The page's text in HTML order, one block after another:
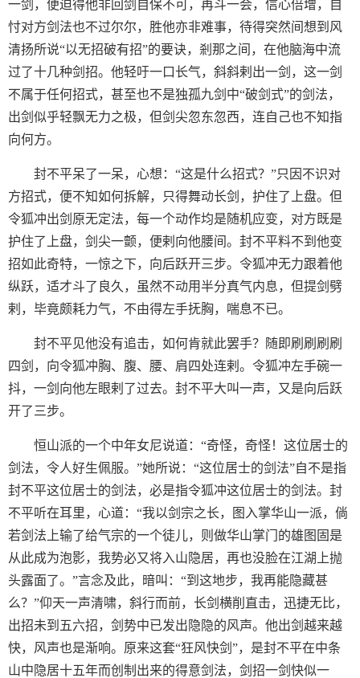
一剑，便迫得他非回剑自保不可，再斗一会，信心倍增，自
忖对方剑法也不过尔尔，胜他亦非难事，待得突然间想到风
清扬所说“以无招破有招”的要诀，剎那之间，在他脑海中流
过了十几种剑招。他轻吁一口长气，斜斜剌出一剑，这一剑
不属于任何招式，甚至也不是独孤九剑中“破剑式”的剑法，
出剑似乎轻飘无力之极，但剑尖忽东忽西，连自己也不知指
向何方。
封不平呆了一呆，心想：“这是什么招式？”只因不识对
方招式，便不知如何拆解，只得舞动长剑，护住了上盘。但
令狐冲出剑原无定法，每一个动作均是随机应变，对方既是
护住了上盘，剑尖一颤，便剌向他腰间。封不平料不到他变
招如此奇特，一惊之下，向后跃开三步。令狐冲无力跟着他
纵跃，适才斗了良久，虽然不动用半分真气内息，但提剑劈
剌，毕竟颇耗力气，不由得左手抚胸，喘息不已。
封不平见他没有追击，如何肯就此罢手？随即刷刷刷刷
四剑，向令狐冲胸、腹、腰、肩四处连剌。令狐冲左手碗一
抖，一剑向他左眼剌了过去。封不平大叫一声，又是向后跃
开了三步。
恒山派的一个中年女尼说道：“奇怪，奇怪！这位居士的
剑法，令人好生佩服。”她所说：“这位居士的剑法”自不是指
封不平这位居士的剑法，必是指令狐冲这位居士的剑法。封
不平听在耳里，心道：“我以剑宗之长，图入掌华山一派，倘
若剑法上输了给气宗的一个徒儿，则做华山掌门的雄图固是
从此成为泡影，我势必又将入山隐居，再也没脸在江湖上抛
头露面了。”言念及此，暗叫：“到这地步，我再能隐藏甚
么？”仰天一声清啸，斜行而前，长剑横削直击，迅捷无比，
出招未到五六招，剑势中已发出隐隐的风声。他出剑越来越
快，风声也是渐响。原来这套“狂风快剑”，是封不平在中条
山中隐居十五年而创制出来的得意剑法，剑招一剑快似一